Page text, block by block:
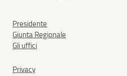
Presidente
Giunta Regionale
Gli uffici
Privacy